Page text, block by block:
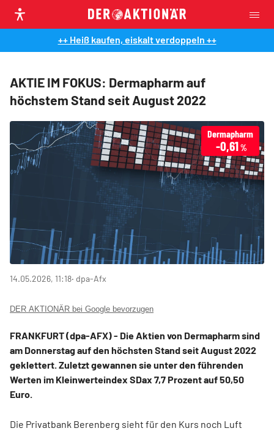
++ Heiß kaufen, eiskalt verdoppeln ++
AKTIE IM FOKUS: Dermapharm auf
höchstem Stand seit August 2022
Dermapharm
-0,61%
14.05.2026, 11:18‧ dpa-Afx
DER AKTIONÄR bei Google bevorzugen
FRANKFURT (dpa-AFX) - Die Aktien von Dermapharmsind
am Donnerstag auf den höchsten Stand seit August 2022
geklettert. Zuletzt gewannen sie unter den führenden
Werten im Kleinwerteindex SDax 7,7 Prozent auf 50,50
Euro.
Die Privatbank Berenberg sieht für den Kurs noch Luft